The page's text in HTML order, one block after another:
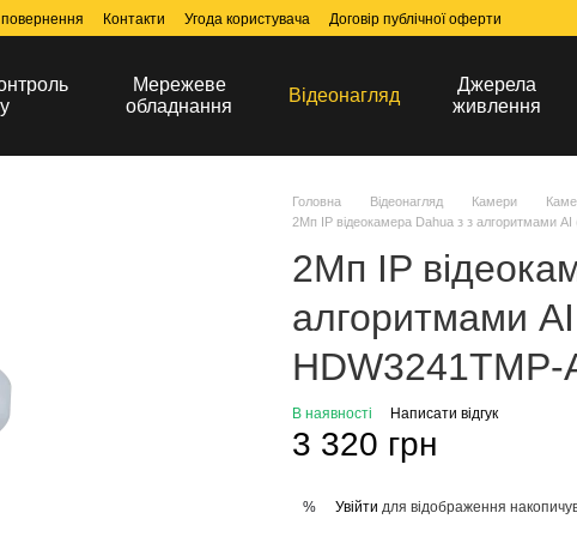
Контакти Угода користувача Договір публічної оферти
Мережеве
обладнання
Відеонагляд
Джерела
живлення
Головна Відеонагляд Камери
2Мп IP відеокамера Dahua з з алгоритмами
2Мп IP
алгоритмами
В наявності Написати відгук
3 320 грн
% Увійти для відображення